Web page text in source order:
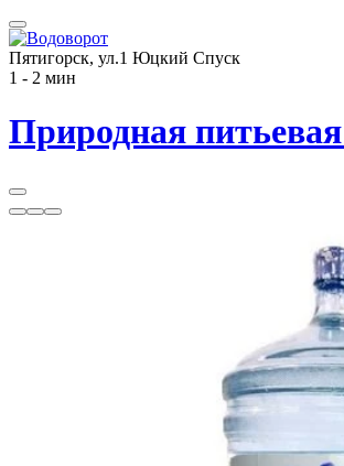
Пятигорск, ул.1 Юцкий Спуск
1 - 2 мин
Природная